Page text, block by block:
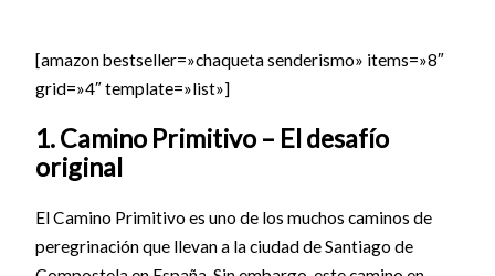
[amazon bestseller=»chaqueta senderismo» items=»8″
grid=»4″ template=»list»]
1. Camino Primitivo – El desafío
original
El Camino Primitivo es uno de los muchos caminos de
peregrinación que llevan a la ciudad de Santiago de